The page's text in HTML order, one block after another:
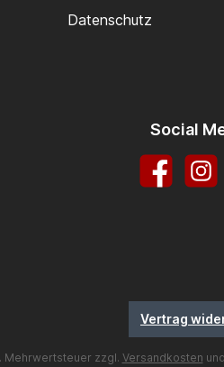
Datenschutz
Social
Facebook
Vertrag
Mehrwertsteuer zzgl. Versandkosten